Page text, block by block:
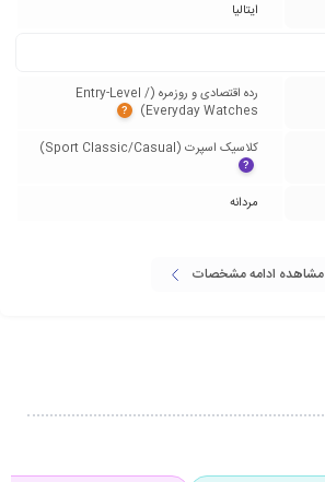
ایتالیا
رده اقتصادی و روزمره (Entry-Level /
Everyday Watches)‏
?
کلاسیک اسپرت (Sport Classic/Casual)‏
?
مردانه
مشاهده ادامه مشخصات